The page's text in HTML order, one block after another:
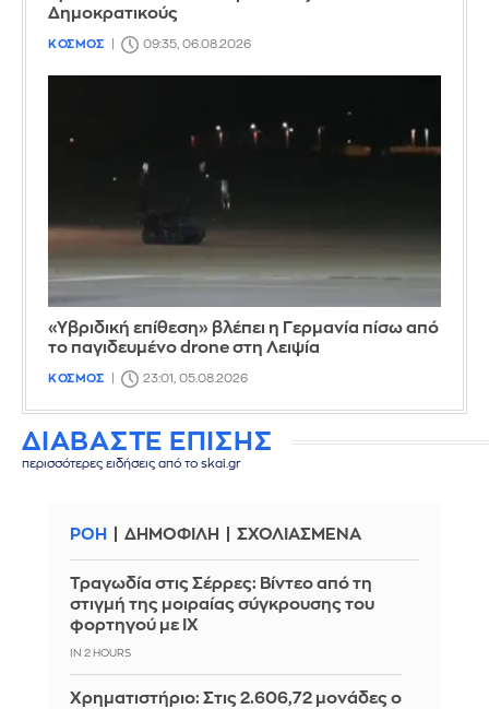
Δημοκρατικούς
ΚΟΣΜΟΣ 09:35, 06.08.2026
«Υβριδική επίθεση» βλέπει η Γερμανία πίσω από
το παγιδευμένο drone στη Λειψία
ΚΟΣΜΟΣ 23:01, 05.08.2026
ΔΙΑΒΑΣΤΕ ΕΠΙΣΗΣ
περισσότερες ειδήσεις από το skai.gr
ΡΟΗ ΔΗΜΟΦΙΛΗ ΣΧΟΛΙΑΣΜΕΝΑ
Τραγωδία στις Σέρρες: Βίντεο από τη
στιγμή της μοιραίας σύγκρουσης του
φορτηγού με ΙΧ
IN 2 HOURS
Χρηματιστήριο: Στις 2.606,72 μονάδες ο